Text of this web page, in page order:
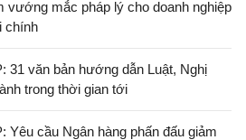
vướng mắc pháp lý cho doanh nghiệp
chính
31 văn bản hướng dẫn Luật, Nghị
trong thời gian tới
Yêu cầu Ngân hàng phấn đấu giảm